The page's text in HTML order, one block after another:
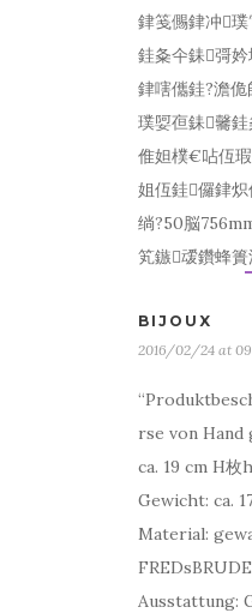
銉笺儩銉冲
銈夈仐銇彁
銉嗐儶銈?澹
璞娿亱銇毊
倠妲樸€呫仾
姐仾銈儸銉
绱?50脳
笂鏃叆鑽蜂
BIJOUX
2016/02/24 at
rse von Hand
ca. 19 cm H枚
Gewicht: ca.
Material:
Ausstattung: